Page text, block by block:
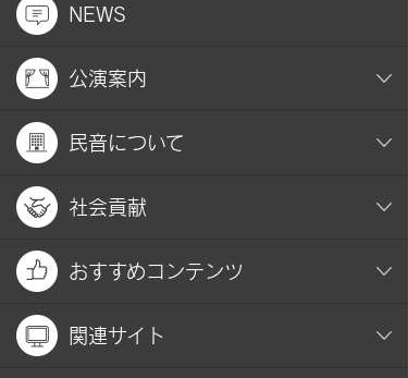
NEWS
公演案内
民音について
社会貢献
おすすめコンテンツ
関連サイト